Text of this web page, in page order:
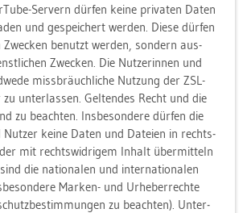
Ser­vern dür­fen keine pri­va­ten Daten
und ge­spei­chert wer­den. Diese dür­fen
Zwe­cken be­nutzt wer­den, son­dern aus­
Zwe­cken. Die Nut­ze­rin­nen und
miss­bräuch­li­che Nut­zung der ZSL-
zu un­ter­las­sen. Gel­ten­des Recht und die
zu be­ach­ten. Ins­be­son­de­re dür­fen die
Nut­zer keine Daten und Da­tei­en in rechts­
mit rechts­wid­ri­gem In­halt über­mit­teln
die na­tio­na­len und in­ter­na­tio­na­len
Mar­ken- und Ur­he­ber­rech­te
zu be­ach­ten). Un­ter­